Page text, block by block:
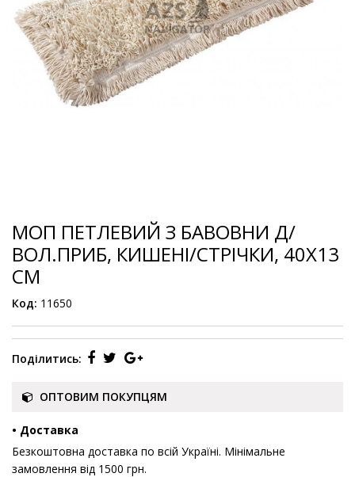
МОП ПЕТЛЕВИЙ З БАВОВНИ Д/
ВОЛ.ПРИБ, КИШЕНІ/СТРІЧКИ, 40Х13
СМ
Код: 11650
Поділитись:
ОПТОВИМ ПОКУПЦЯМ
• Доставка
Безкоштовна доставка по всій Україні. Мінімальне
замовлення від 1500 грн.